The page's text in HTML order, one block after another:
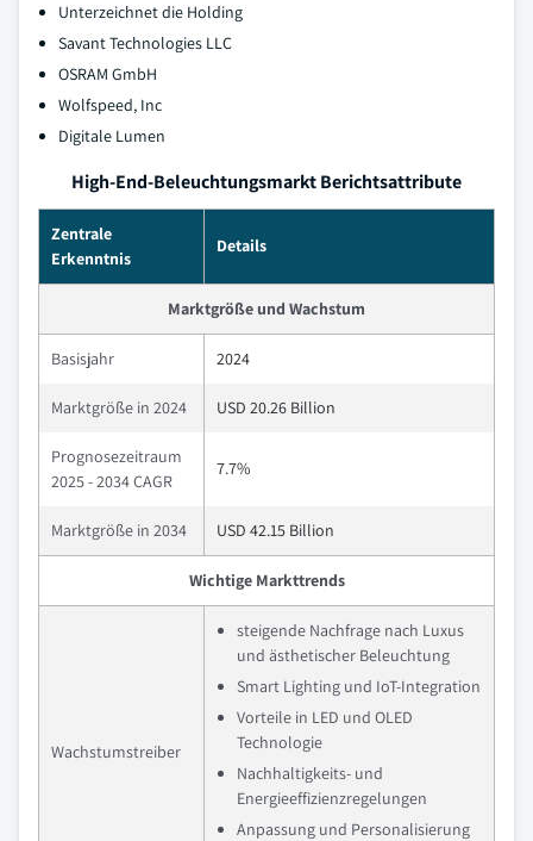
Unterzeichnet die Holding
Savant Technologies LLC
OSRAM GmbH
Wolfspeed, Inc
Digitale Lumen
High-End-Beleuchtungsmarkt Berichtsattribute
Zentrale
Erkenntnis
Details
Marktgröße und Wachstum
Basisjahr 2024
Marktgröße in 2024 USD 20.26 Billion
Prognosezeitraum
2025 - 2034 CAGR
7.7%
Marktgröße in 2034 USD 42.15 Billion
Wichtige Markttrends
Wachstumstreiber
steigende Nachfrage nach Luxus
und ästhetischer Beleuchtung
Smart Lighting und IoT-Integration
Vorteile in LED und OLED
Technologie
Nachhaltigkeits- und
Energieeffizienzregelungen
Anpassung und Personalisierung